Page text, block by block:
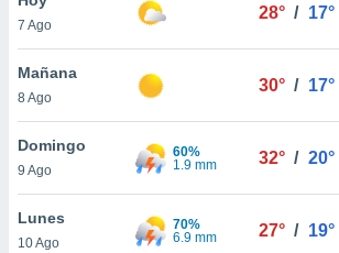
y
en
más
de
7 Ago
28° / 17°
Mañana
8 Ago
30° / 17°
Domingo
9 Ago
60%
1.9 mm
32° / 20°
Lunes
10 Ago
70%
6.9 mm
27° / 19°